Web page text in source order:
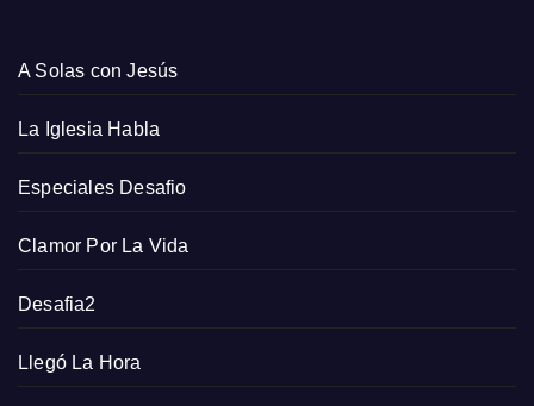
A Solas con Jesús
La Iglesia Habla
Especiales Desafio
Clamor Por La Vida
Desafia2
Llegó La Hora